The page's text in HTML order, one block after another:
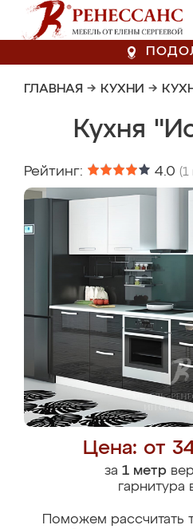
ГЛАВНАЯ → КУХНИ →
Кухня
Рейтинг: 4.0 (1
Цена: от
за 1 метр
гарнитура
Поможем рассчитать